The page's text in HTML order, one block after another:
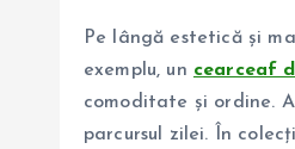
Pe lângă estetică și
exemplu, un cearceaf
comoditate și ordine.
parcursul zilei. În